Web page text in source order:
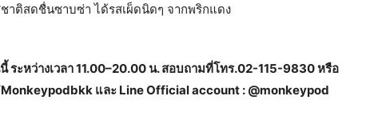
าติสดชื่นซาบซ่า ได้รสเผ็ดนิดๆ จากพริกแดง
ระหว่างเวลา 11.00–20.00 น. สอบถามที่โทร.02-115-9830 หรือ
และ Line Official account : @monkeypod